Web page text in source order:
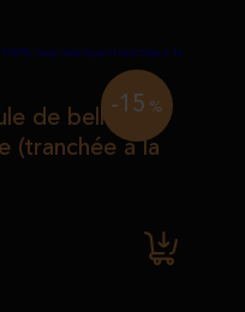
de bellota
(tranchée à la
-15 %